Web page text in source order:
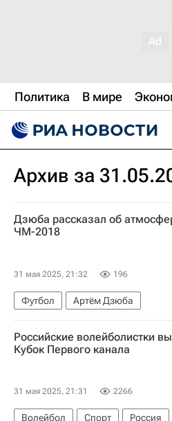
Политика В мире
Архив за
Дзюба рассказал об
ЧМ-2018
31 мая 2025, 21:32 196
Футбол
Артём Дзюба
Станислав Черчесов
ЧМ-2018
Российские волейболистки
Кубок Первого канала
31 мая 2025, 21:31 2266
Волейбол Спорт Россия